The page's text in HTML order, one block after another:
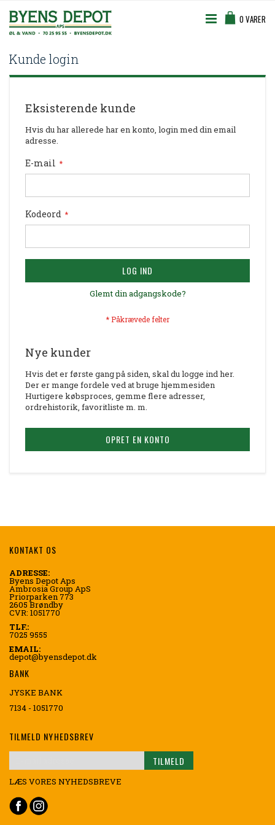
to
Content
0 VARER
Kunde login
Eksisterende kunde
Hvis du har allerede har en konto, login med din email
adresse.
E-mail
Kodeord
LOG IND
Glemt din adgangskode?
Nye kunder
Hvis det er første gang på siden, skal du logge ind her.
Der er mange fordele ved at bruge hjemmesiden
Hurtigere købsproces, gemme flere adresser,
ordrehistorik, favoritliste m. m.
OPRET EN KONTO
KONTAKT OS
ADRESSE:
Byens Depot Aps
Ambrosia Group ApS
Priorparken 773
2605 Brøndby
CVR: 1051770
TLF.:
7025 9555
EMAIL:
depot@byensdepot.dk
BANK
JYSKE BANK
7134 - 1051770
TILMELD NYHEDSBREV
Tilmeld
dig
vores
TILMELD
LÆS VORES NYHEDSBREVE